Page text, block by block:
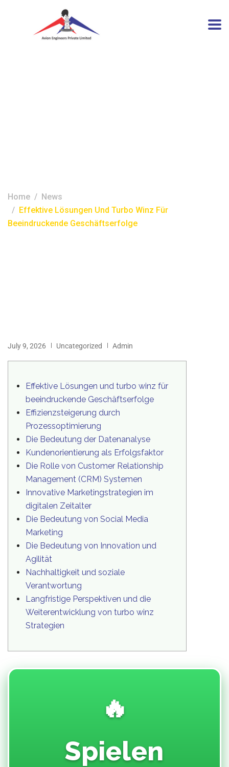
Home
News
Effektive Lösungen Und Turbo Winz Für
Beeindruckende Geschäftserfolge
July 9, 2026 Uncategorized Admin
Effektive Lösungen und turbo winz für
beeindruckende Geschäftserfolge
Effizienzsteigerung durch
Prozessoptimierung
Die Bedeutung der Datenanalyse
Kundenorientierung als Erfolgsfaktor
Die Rolle von Customer Relationship
Management (CRM) Systemen
Innovative Marketingstrategien im
digitalen Zeitalter
Die Bedeutung von Social Media
Marketing
Die Bedeutung von Innovation und
Agilität
Nachhaltigkeit und soziale
Verantwortung
Langfristige Perspektiven und die
Weiterentwicklung von turbo winz
Strategien
🔥
Spielen